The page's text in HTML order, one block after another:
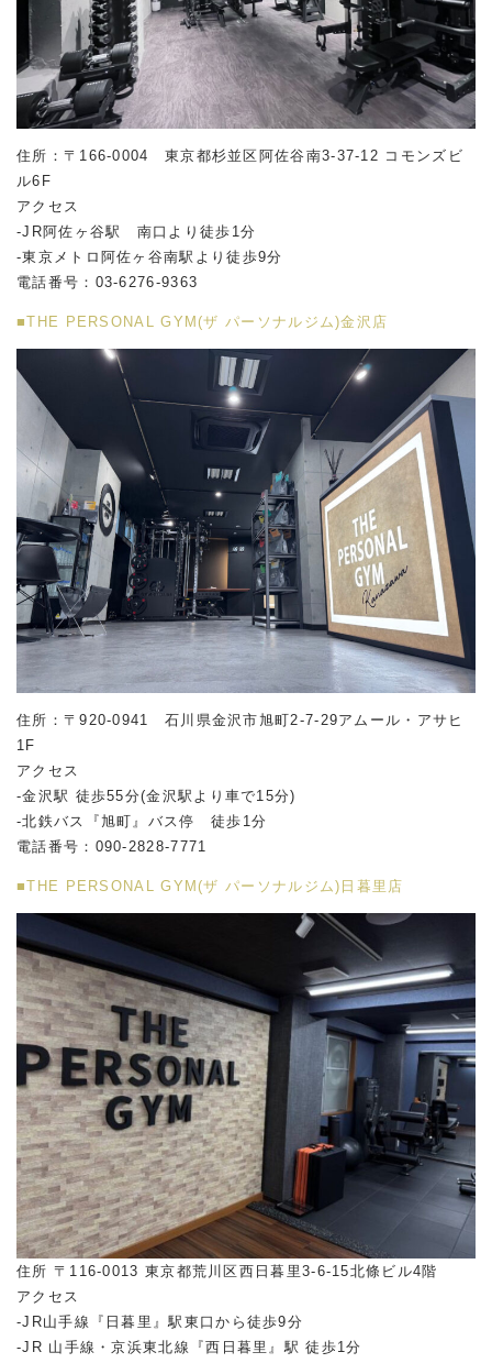
住所：〒166-0004 東京都杉並区阿佐谷南3-37-12 コモンズビ
ル6F
アクセス
-JR阿佐ヶ谷駅 南口より徒歩1分
-東京メトロ阿佐ヶ谷南駅より徒歩9分
電話番号：03-6276-9363
■THE PERSONAL GYM(ザ パーソナルジム)金沢店
住所：〒920-0941 石川県金沢市旭町2-7-29アムール・アサヒ
1F
アクセス
-金沢駅 徒歩55分(金沢駅より車で15分)
-北鉄バス『旭町』バス停 徒歩1分
電話番号：090-2828-7771
■THE PERSONAL GYM(ザ パーソナルジム)日暮里店
住所 〒116-0013 東京都荒川区西日暮里3-6-15北條ビル4階
アクセス
-JR山手線『日暮里』駅東口から徒歩9分
-JR 山手線・京浜東北線『西日暮里』駅 徒歩1分